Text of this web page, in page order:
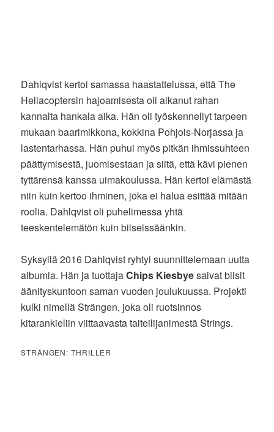
Dahlqvist kertoi samassa haastattelussa, että The
Hellacoptersin hajoamisesta oli alkanut rahan
kannalta hankala aika. Hän oli työskennellyt tarpeen
mukaan baarimikkona, kokkina Pohjois-Norjassa ja
lastentarhassa. Hän puhui myös pitkän ihmissuhteen
päättymisestä, juomisestaan ja siitä, että kävi pienen
tyttärensä kanssa uimakoulussa. Hän kertoi elämästä
niin kuin kertoo ihminen, joka ei halua esittää mitään
roolia. Dahlqvist oli puhelimessa yhtä
teeskentelemätön kuin biiseissäänkin.
Syksyllä 2016 Dahlqvist ryhtyi suunnittelemaan uutta
albumia. Hän ja tuottajaChips Kiesbyesaivat biisit
äänityskuntoon saman vuoden joulukuussa. Projekti
kulki nimellä Strängen, joka oli ruotsinnos
kitarankieliin viittaavasta taiteilijanimestä Strings.
STRÄNGEN: THRILLER